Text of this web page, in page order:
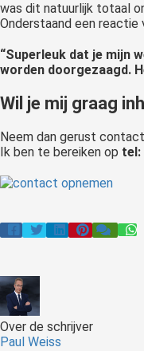
was dit natuurlijk totaal
Onderstaand een
“Superleuk dat je mijn
worden doorgezaagd.
Wil je mij graag
Neem dan gerust
Ik ben te bereiken op tel:
Over de schrijver
Paul Weiss